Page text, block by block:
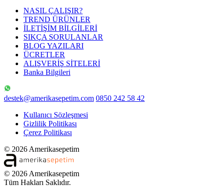
NASIL ÇALIŞIR?
TREND ÜRÜNLER
İLETİŞİM BİLGİLERİ
SIKÇA SORULANLAR
BLOG YAZILARI
ÜCRETLER
ALIŞVERİŞ SİTELERİ
Banka Bilgileri
destek@amerikasepetim.com 0850 242 58 42
Kullanıcı Sözleşmesi
Gizlilik Politikası
Çerez Politikası
© 2026 Amerikasepetim
© 2026 Amerikasepetim
Tüm Hakları Saklıdır.